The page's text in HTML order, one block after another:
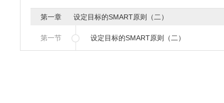
第一章 设定目标的SMART原则（二）
第一节 设定目标的SMART原则（二）